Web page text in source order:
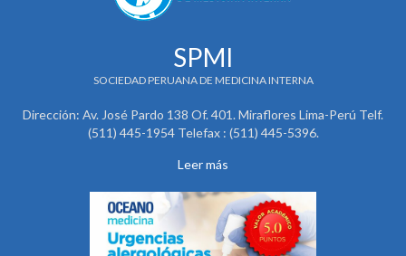
SPMI
SOCIEDAD PERUANA DE MEDICINA INTERNA
Dirección: Av. José Pardo 138 Of. 401. Miraflores Lima-Perú Telf.
(511) 445-1954 Telefax : (511) 445-5396.
Leer más